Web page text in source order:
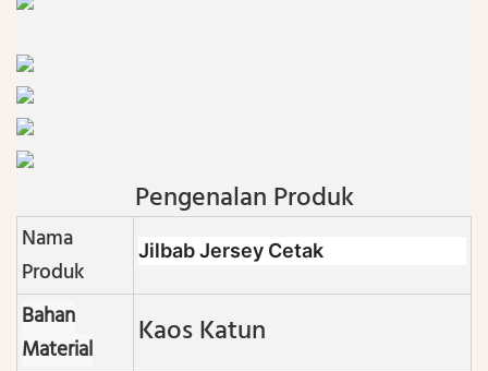
Pengenalan Produk
Nama
Produk
Jilbab Jersey Cetak
Bahan
Material
Kaos Katun